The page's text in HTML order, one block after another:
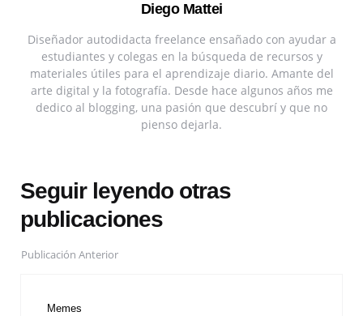
Diego Mattei
Diseñador autodidacta freelance ensañado con ayudar a
estudiantes y colegas en la búsqueda de recursos y
materiales útiles para el aprendizaje diario. Amante del
arte digital y la fotografía. Desde hace algunos años me
dedico al blogging, una pasión que descubrí y que no
pienso dejarla.
Seguir leyendo otras
publicaciones
Publicación Anterior
Memes